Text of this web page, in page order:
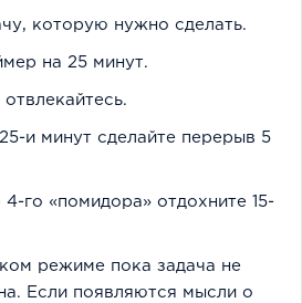
которую нужно сделать.
на 25 минут.
и минут сделайте перерыв 5
4-го «помидора» отдохните 15-
режиме пока задача не
Если появляются мысли о